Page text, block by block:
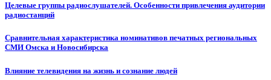
Целевые группы радиослушателей. Особенности привлечения аудитории
радиостанций
Сравнительная характеристика номинативов печатных региональных
СМИ Омска и Новосибирска
Влияние телевидения на жизнь и сознание людей